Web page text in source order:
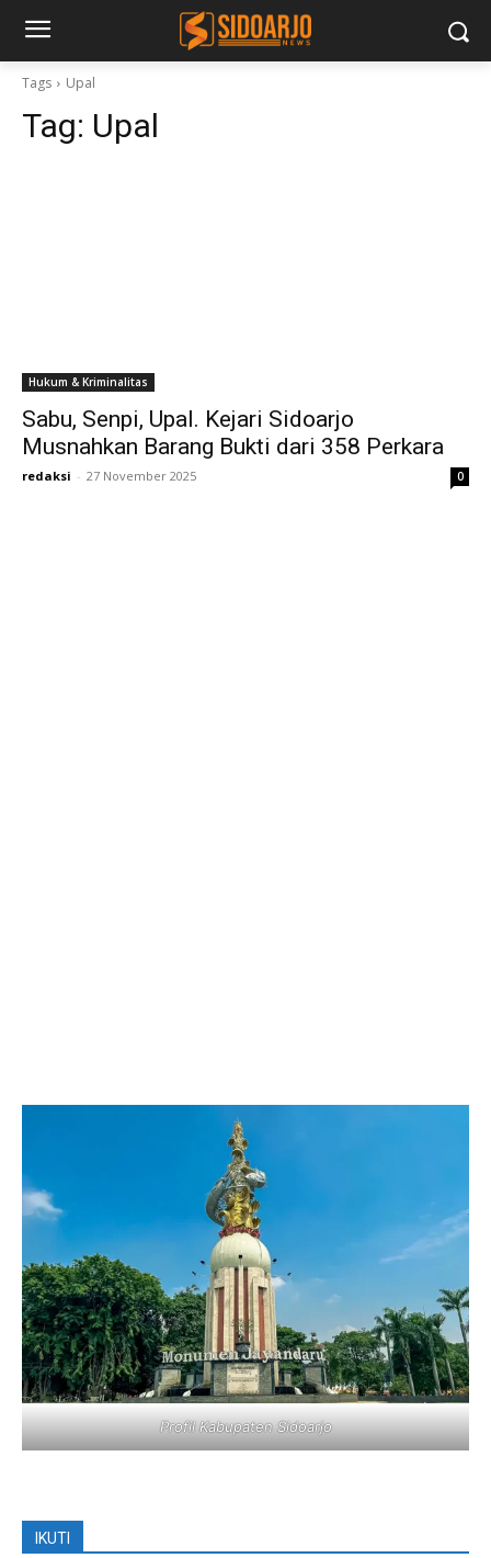
Tags Upal
Tag: Upal
Hukum & Kriminalitas
Sabu, Senpi, Upal. Kejari Sidoarjo
Musnahkan Barang Bukti dari 358 Perkara
redaksi - 27 November 2025 0
Profil Kabupaten Sidoarjo
IKUTI